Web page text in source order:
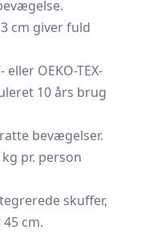
cm giver fuld
eller OEKO-TEX-
10 års brug
bevægelser.
pr. person
skuffer,
cm.